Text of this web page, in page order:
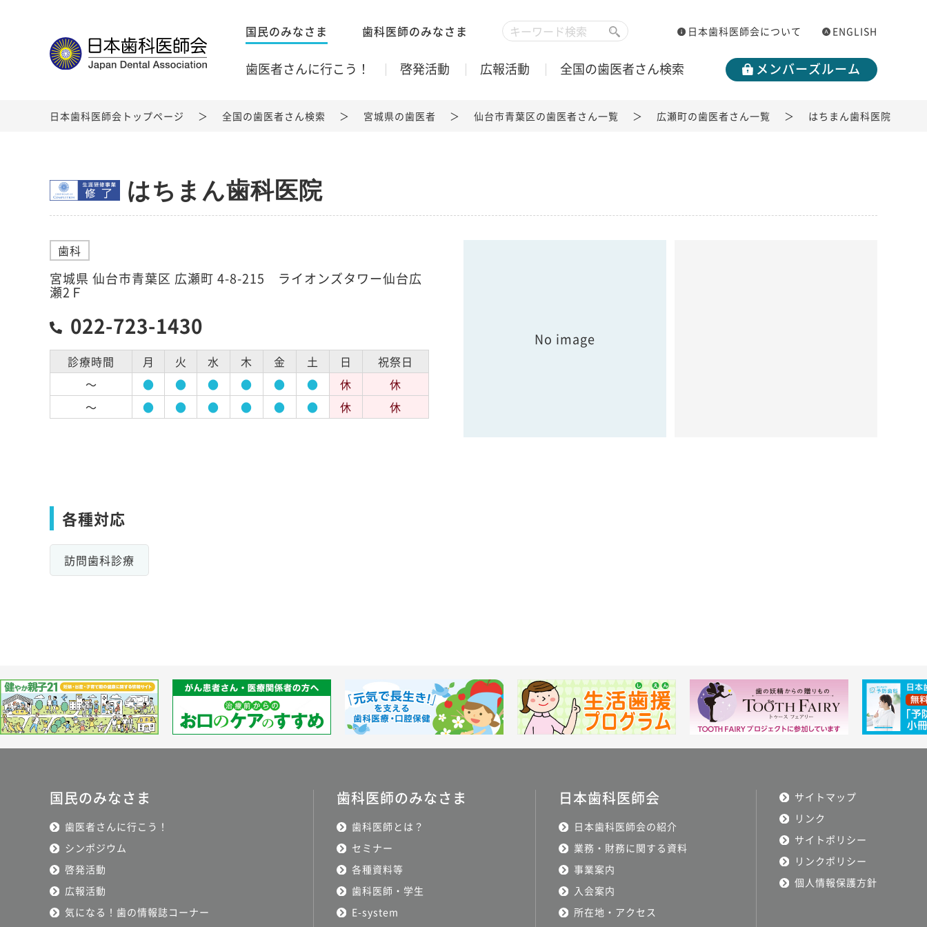
国民のみなさま 歯科医師のみなさま 日本歯科医師会について ENGLISH
歯医者さんに行こう！ 啓発活動 広報活動 全国の歯医者さん検索 メンバーズルーム
日本歯科医師会トップページ 全国の歯医者さん検索 宮城県の歯医者 仙台市青葉区の歯医者さん一覧 広瀬町の歯医者さん一覧 はちまん歯科医院
はちまん歯科医院
歯科
宮城県 仙台市青葉区 広瀬町 4-8-215 ライオンズタワー仙台広
瀬2Ｆ
022-723-1430
診療時間 月 火 水 木 金 土 日
祝祭日
～
● ● ● ● ● ● 休
休
～
● ● ● ● ● ● 休 休
No image
各種対応
訪問歯科診療
国民のみなさま
歯医者さんに行こう！
シンポジウム
啓発活動
広報活動
気になる！歯の情報誌コーナー
歯科医師のみなさま
歯科医師とは？
セミナー
各種資料等
歯科医師・学生
E-system
日本歯科医師会
日本歯科医師会の紹介
業務・財務に関する資料
事業案内
入会案内
所在地・アクセス
サイトマップ
リンク
サイトポリシー
リンクポリシー
個人情報保護方針